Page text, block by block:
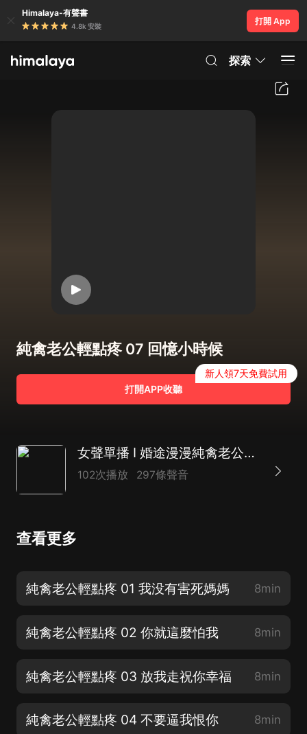
Himalaya-有聲書
4.8k 安裝
打開 App
探索
純禽老公輕點疼 07 回憶小時候
打開APP收聽
新人領7天免費試用
女聲單播 I 婚途漫漫純禽老公輕點疼
102次播放 297條聲音
查看更多
純禽老公輕點疼 01 我没有害死媽媽 8min
純禽老公輕點疼 02 你就這麼怕我 8min
純禽老公輕點疼 03 放我走祝你幸福 8min
純禽老公輕點疼 04 不要逼我恨你 8min